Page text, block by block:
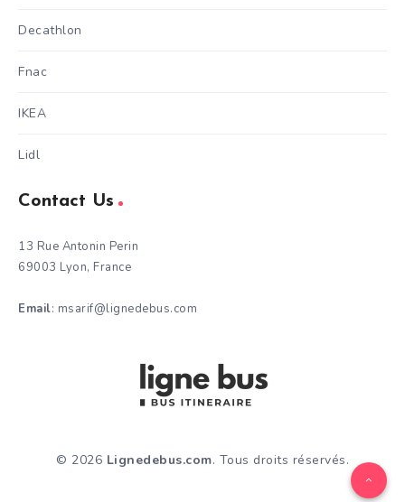
Decathlon
Fnac
IKEA
Lidl
Contact Us
13 Rue Antonin Perin
69003 Lyon, France
Email: msarif@lignedebus.com
© 2026 Lignedebus.com. Tous droits réservés.